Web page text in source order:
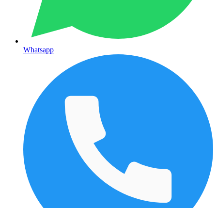
Whatsapp